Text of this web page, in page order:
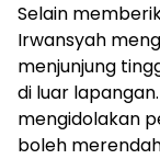
Selain
Irwansyah
menjunjung
di luar
mengidolakan
boleh